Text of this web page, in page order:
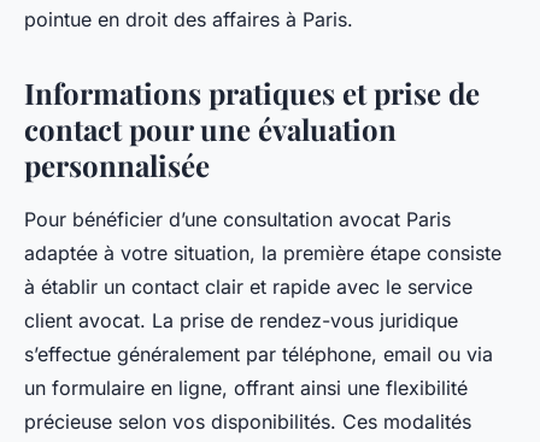
pointue en droit des affaires à Paris.
Informations pratiques et prise de
contact pour une évaluation
personnalisée
Pour bénéficier d’une consultation avocat Paris
adaptée à votre situation, la première étape consiste
à établir un contact clair et rapide avec le service
client avocat. La prise de rendez-vous juridique
s’effectue généralement par téléphone, email ou via
un formulaire en ligne, offrant ainsi une flexibilité
précieuse selon vos disponibilités. Ces modalités